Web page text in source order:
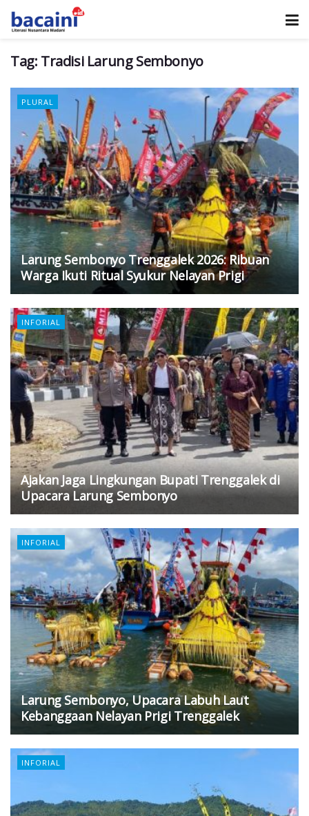
Tag: Tradisi Larung Sembonyo
PLURAL
Larung Sembonyo Trenggalek 2026: Ribuan
Warga Ikuti Ritual Syukur Nelayan Prigi
INFORIAL
Ajakan Jaga Lingkungan Bupati Trenggalek di
Upacara Larung Sembonyo
INFORIAL
Larung Sembonyo, Upacara Labuh Laut
Kebanggaan Nelayan Prigi Trenggalek
INFORIAL